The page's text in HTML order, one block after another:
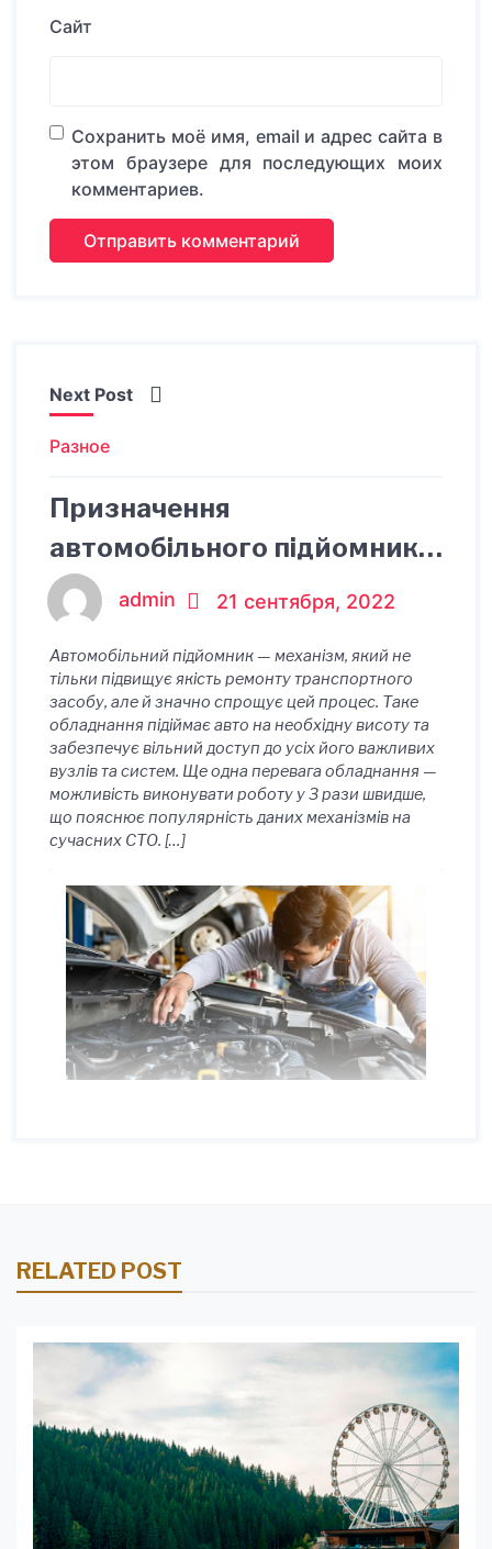
Сайт
Сохранить моё имя, email и адрес сайта в
этом браузере для последующих моих
комментариев.
Next Post
Разное
Призначення
автомобільного підйомника
для автосервісу
admin 21 сентября, 2022
Автомобільний підйомник — механізм, який не
тільки підвищує якість ремонту транспортного
засобу, але й значно спрощує цей процес. Таке
обладнання підіймає авто на необхідну висоту та
забезпечує вільний доступ до усіх його важливих
вузлів та систем. Ще одна перевага обладнання —
можливість виконувати роботу у 3 рази швидше,
що пояснює популярність даних механізмів на
сучасних СТО. […]
RELATED POST